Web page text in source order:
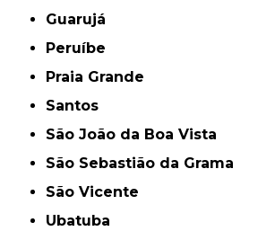
Guarujá
Peruíbe
Praia Grande
Santos
São João da Boa Vista
São Sebastião da Grama
São Vicente
Ubatuba